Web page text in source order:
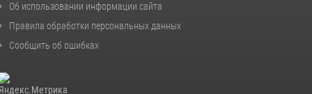
Об использовании информации сайта
Правила обработки персональных данных
Сообщить об ошибках